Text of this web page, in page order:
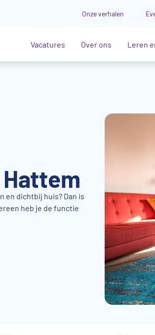
Onze verhalen
Vacatures Over ons Leren
en dichtbij huis? Dan is
heb je de functie